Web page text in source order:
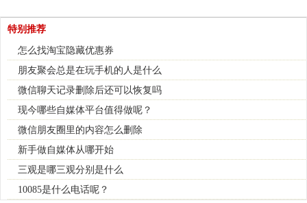
特别推荐
怎么找淘宝隐藏优惠券
朋友聚会总是在玩手机的人是什么
微信聊天记录删除后还可以恢复吗
现今哪些自媒体平台值得做呢？
微信朋友圈里的内容怎么删除
新手做自媒体从哪开始
三观是哪三观分别是什么
10085是什么电话呢？